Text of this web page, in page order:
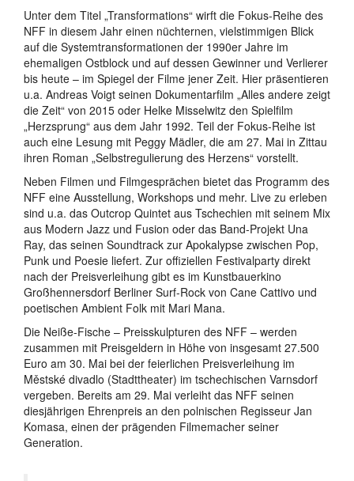
Unter dem Titel „Transformations“ wirft die Fokus-Reihe des
NFF in diesem Jahr einen nüchternen, vielstimmigen Blick
auf die Systemtransformationen der 1990er Jahre im
ehemaligen Ostblock und auf dessen Gewinner und Verlierer
bis heute – im Spiegel der Filme jener Zeit. Hier präsentieren
u.a. Andreas Voigt seinen Dokumentarfilm „Alles andere zeigt
die Zeit“ von 2015 oder Helke Misselwitz den Spielfilm
„Herzsprung“ aus dem Jahr 1992. Teil der Fokus-Reihe ist
auch eine Lesung mit Peggy Mädler, die am 27. Mai in Zittau
ihren Roman „Selbstregulierung des Herzens“ vorstellt.
Neben Filmen und Filmgesprächen bietet das Programm des
NFF eine Ausstellung, Workshops und mehr. Live zu erleben
sind u.a. das Outcrop Quintet aus Tschechien mit seinem Mix
aus Modern Jazz und Fusion oder das Band-Projekt Una
Ray, das seinen Soundtrack zur Apokalypse zwischen Pop,
Punk und Poesie liefert. Zur offiziellen Festivalparty direkt
nach der Preisverleihung gibt es im Kunstbauerkino
Großhennersdorf Berliner Surf-Rock von Cane Cattivo und
poetischen Ambient Folk mit Mari Mana.
Die Neiße-Fische – Preisskulpturen des NFF – werden
zusammen mit Preisgeldern in Höhe von insgesamt 27.500
Euro am 30. Mai bei der feierlichen Preisverleihung im
Městské divadlo (Stadttheater) im tschechischen Varnsdorf
vergeben. Bereits am 29. Mai verleiht das NFF seinen
diesjährigen Ehrenpreis an den polnischen Regisseur Jan
Komasa, einen der prägenden Filmemacher seiner
Generation.